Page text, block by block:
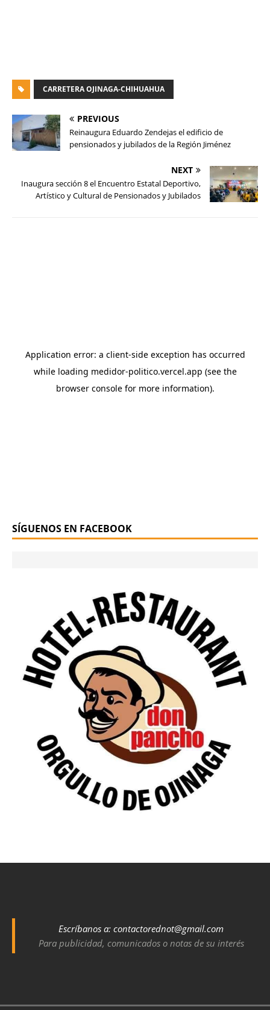
CARRETERA OJINAGA-CHIHUAHUA
PREVIOUS
Reinaugura Eduardo Zendejas el edificio de
pensionados y jubilados de la Región Jiménez
NEXT
Inaugura sección 8 el Encuentro Estatal Deportivo,
Artístico y Cultural de Pensionados y Jubilados
SÍGUENOS EN FACEBOOK
Escríbanos a: contactorednot@gmail.com
Para publicidad, comunicados o notas de su interés